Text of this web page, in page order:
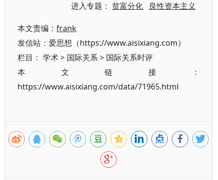
进入专题：贫富分化 良性资本主义
本文责编： frank
发信站：爱思想（https://www.aisixiang.com）
栏目： 学术> 国际关系> 国际关系时评
本文链接：
https://www.aisixiang.com/data/71965.html